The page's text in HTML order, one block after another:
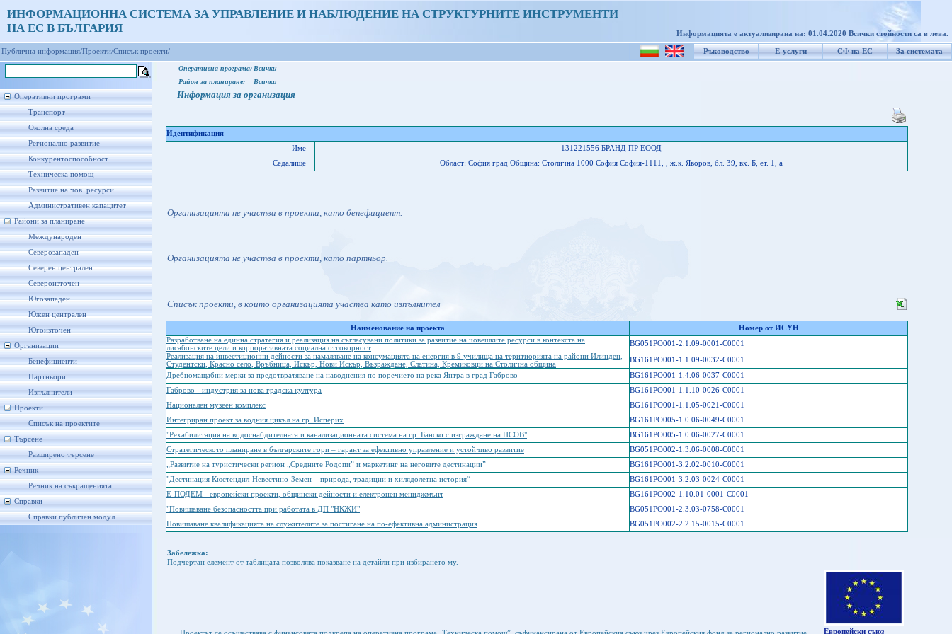
ИНФОРМАЦИОННА СИСТЕМА ЗА УПРАВЛЕНИЕ И НАБЛЮДЕНИЕ НА СТРУКТУРНИТЕ ИНСТРУМЕНТИ
НА ЕС В БЪЛГАРИЯ
Информацията е актуализирана на: 01.04.2020 Всички стойности са в лева.
Ръководство Е-услуги СФ на ЕС За системата
Публична информация/Проекти/Списък проекти/
Оперативни програми
Транспорт
Околна среда
Регионално развитие
Конкурентоспособност
Техническа помощ
Развитие на чов. ресурси
Административен капацитет
Райони за планиране
Международен
Северозападен
Северен централен
Североизточен
Югозападен
Южен централен
Югоизточен
Организации
Бенефициенти
Партньори
Изпълнители
Проекти
Списък на проектите
Търсене
Разширено търсене
Речник
Речник на съкращенията
Справки
Справки публичен модул
Оперативна програма: Всички
Район за планиране:
Всички
Информация за организация
Идентификация
Име
131221556 БРАНД ПР ЕООД
Седалище
Област: София град Oбщина: Столична 1000 София София-1111, , ж.к. Яворов, бл. 39, вх. Б, ет. 1, а
Организацията не участва в проекти, като бенефициент.
Организацията не участва в проекти, като партньор.
Списък проекти, в които организацията участва като изпълнител
Наименование на проекта
Номер от ИСУН
Разработване на единна стратегия и реализация на съгласувани политики за развитие на човешките ресурси в контекста на
лисабонските цели и корпоративната социална отговорност
BG051PO001-2.1.09-0001-C0001
Реализация на инвестиционни дейности за намаляване на консумацията на енергия в 9 училища на теритиорията на райони Илинден,
Студентски, Красно село, Връбница, Искър, Нови Искър, Възраждане, Слатина, Кремиковци на Столична община
BG161PO001-1.1.09-0032-C0001
Дребномащабни мерки за предотвратяване на наводнения по поречието на река Янтра в град Габрово
BG161PO001-1.4.06-0037-C0001
Габрово - индустрия за нова градска култура
BG161PO001-1.1.10-0026-C0001
Национален музеен комплекс
BG161PO001-1.1.05-0021-C0001
Интегриран проект за водния цикъл на гр. Исперих
BG161PO005-1.0.06-0049-C0001
"Рехабилитация на водоснабдителната и канализационната система на гр. Банско с изграждане на ПСОВ"
BG161PO005-1.0.06-0027-C0001
Стратегическото планиране в българските гори – гарант за ефективно управление и устойчиво развитие
BG051PO002-1.3.06-0008-C0001
„Развитие на туристически регион „Средните Родопи” и маркетинг на неговите дестинации”
BG161PO001-3.2.02-0010-C0001
"Дестинация Кюстендил-Невестино-Земен – природа, традиции и хилядолетна история“
BG161PO001-3.2.03-0024-C0001
Е-ПОДЕМ - европейски проекти, общински дейности и електронен мениджмънт
BG161PO002-1.10.01-0001-C0001
"Повишаване безопасността при работата в ДП "НКЖИ"
BG051PO001-2.3.03-0758-C0001
Повишаване квалификацията на служителите за постигане на по-ефективна администрация
BG051PO002-2.2.15-0015-C0001
Забележка:
Подчертан елемент от таблицата позволява показване на детайли при избирането му.
Европейски съюз